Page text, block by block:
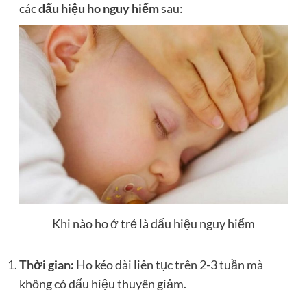
cácdấu hiệu ho nguy hiểmsau:
Khi nào ho ở trẻ là dấu hiệu nguy hiểm
Thời gian: Ho kéo dài liên tục trên 2-3 tuần mà
không có dấu hiệu thuyên giảm.